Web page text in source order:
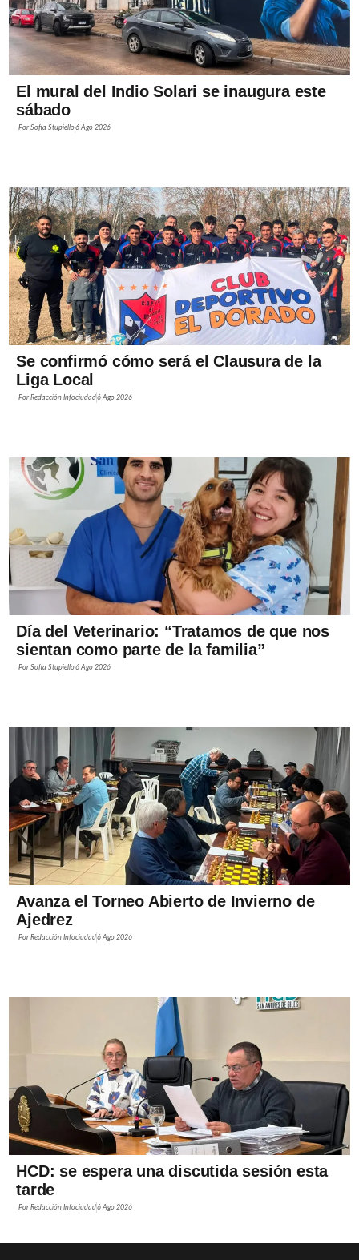
El mural del Indio Solari se inaugura este
sábado
PorSofía Stupiello6 Ago 2026
Se confirmó cómo será el Clausura de la
Liga Local
PorRedacción Infociudad6 Ago 2026
Día del Veterinario: “Tratamos de que nos
sientan como parte de la familia”
PorSofía Stupiello6 Ago 2026
Avanza el Torneo Abierto de Invierno de
Ajedrez
PorRedacción Infociudad6 Ago 2026
HCD: se espera una discutida sesión esta
tarde
PorRedacción Infociudad6 Ago 2026